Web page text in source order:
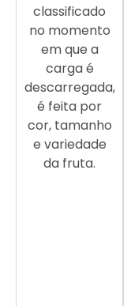
classificado
no momento
em que a
carga é
descarregada,
é feita por
cor, tamanho
e variedade
da fruta.